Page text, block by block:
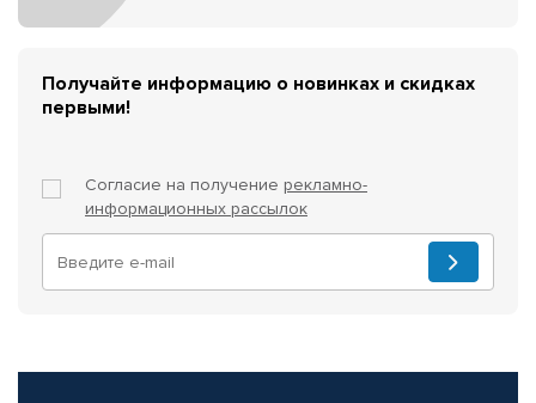
Получайте информацию о новинках и скидках
первыми!
Согласие на получение рекламно-
информационных рассылок